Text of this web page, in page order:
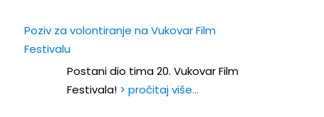
Poziv za volontiranje na Vukovar Film
Festivalu
Postani dio tima 20. Vukovar Film
Festivala! > pročitaj više…